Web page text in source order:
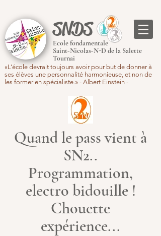
SNDS
Ecole fondamentale
Saint-Nicolas-N-D de la Salette
Tournai
«L’école devrait toujours avoir pour but de donner à
ses élèves une personnalité harmonieuse, et non de
les former en spécialiste.» - Albert Einstein -
Quand le pass vient à
SN2..
Programmation,
electro bidouille !
Chouette
expérience...